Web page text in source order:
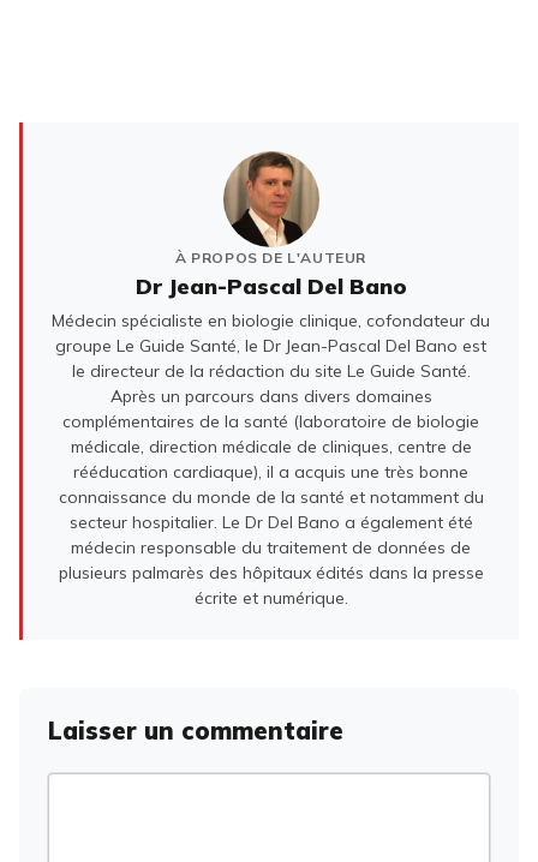
À PROPOS DE L'AUTEUR
Dr Jean-Pascal Del Bano
Médecin spécialiste en biologie clinique, cofondateur du
groupe Le Guide Santé, le Dr Jean-Pascal Del Bano est
le directeur de la rédaction du site Le Guide Santé.
Après un parcours dans divers domaines
complémentaires de la santé (laboratoire de biologie
médicale, direction médicale de cliniques, centre de
rééducation cardiaque), il a acquis une très bonne
connaissance du monde de la santé et notamment du
secteur hospitalier. Le Dr Del Bano a également été
médecin responsable du traitement de données de
plusieurs palmarès des hôpitaux édités dans la presse
écrite et numérique.
Laisser un commentaire